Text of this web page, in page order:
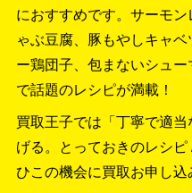
におすすめです。サーモ
ゃぶ豆腐、豚もやしキャ
ー鶏団子、包まないシュ
で話題のレシピが満載！
買取王子では「丁寧で適
げる。とっておきのレシピ
ひこの機会に買取お申し込